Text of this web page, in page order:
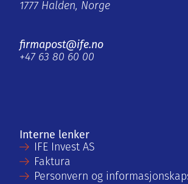
1777 Halden, Norge
firmapost@ife.no
+47 63 80 60 00
Interne lenker
IFE Invest AS
Faktura
Personvern og